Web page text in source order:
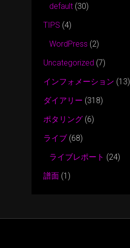
default (30)
TIPS (4)
WordPress (2)
Uncategorized (7)
インフォメーション (13)
ダイアリー (318)
ポタリング (6)
ライブ (68)
ライブレポート (24)
譜面 (1)